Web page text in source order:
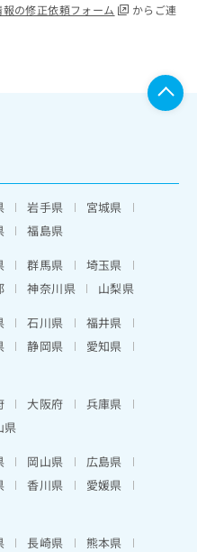
の修正依頼フォーム
からご連
岩手県
宮城県
福島県
群馬県
埼玉県
神奈川県
山梨県
石川県
福井県
静岡県
愛知県
大阪府
兵庫県
県
岡山県
広島県
香川県
愛媛県
長崎県
熊本県